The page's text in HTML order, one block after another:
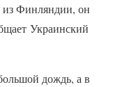
из Финляндии, он
Украинский
дождь, а в